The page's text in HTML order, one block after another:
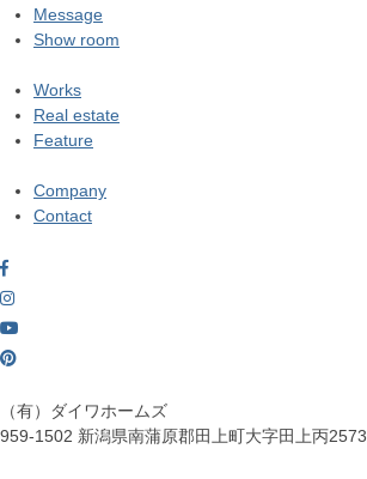
Message
Show room
Works
Real estate
Feature
Company
Contact
（有）ダイワホームズ
959-1502 新潟県南蒲原郡田上町大字田上丙2573